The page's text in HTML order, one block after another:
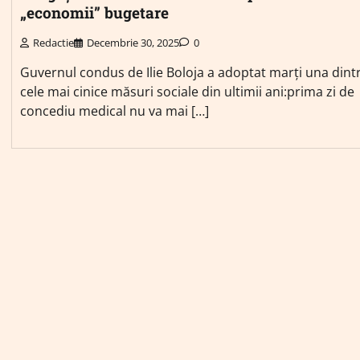
„economii” bugetare
Redactie Decembrie 30, 2025 0
Guvernul condus de Ilie Boloja a adoptat marți una
cele mai cinice măsuri sociale din ultimii ani:prima zi de
concediu medical nu va mai […]